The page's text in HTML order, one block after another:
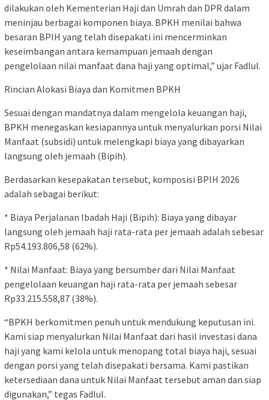
dilakukan oleh Kementerian Haji dan Umrah dan DPR dalam
meninjau berbagai komponen biaya. BPKH menilai bahwa
besaran BPIH yang telah disepakati ini mencerminkan
keseimbangan antara kemampuan jemaah dengan
pengelolaan nilai manfaat dana haji yang optimal,” ujar Fadlul.
Rincian Alokasi Biaya dan Komitmen BPKH
Sesuai dengan mandatnya dalam mengelola keuangan haji,
BPKH menegaskan kesiapannya untuk menyalurkan porsi Nilai
Manfaat (subsidi) untuk melengkapi biaya yang dibayarkan
langsung oleh jemaah (Bipih).
Berdasarkan kesepakatan tersebut, komposisi BPIH 2026
adalah sebagai berikut:
* Biaya Perjalanan Ibadah Haji (Bipih): Biaya yang dibayar
langsung oleh jemaah haji rata-rata per jemaah adalah sebesar
Rp54.193.806,58 (62%).
* Nilai Manfaat: Biaya yang bersumber dari Nilai Manfaat
pengelolaan keuangan haji rata-rata per jemaah sebesar
Rp33.215.558,87 (38%).
“BPKH berkomitmen penuh untuk mendukung keputusan ini.
Kami siap menyalurkan Nilai Manfaat dari hasil investasi dana
haji yang kami kelola untuk menopang total biaya haji, sesuai
dengan porsi yang telah disepakati bersama. Kami pastikan
ketersediaan dana untuk Nilai Manfaat tersebut aman dan siap
digunakan,” tegas Fadlul.